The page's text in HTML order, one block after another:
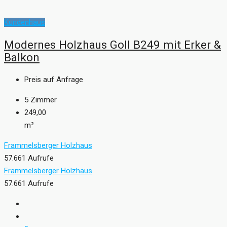
Kundenhaus
Modernes Holzhaus Goll B249 mit Erker &
Balkon
Preis auf Anfrage
5 Zimmer
249,00
m²
Frammelsberger Holzhaus
57.661 Aufrufe
Frammelsberger Holzhaus
57.661 Aufrufe